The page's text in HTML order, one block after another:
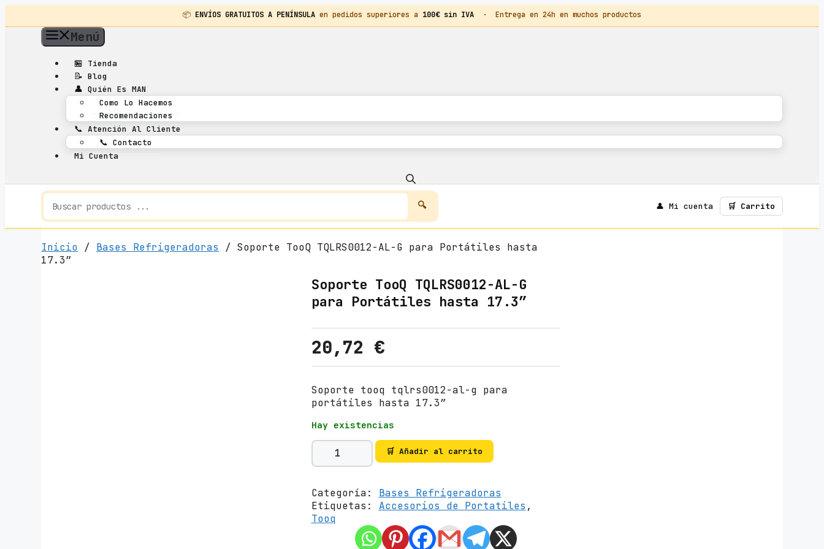
📦 ENVÍOS GRATUITOS A PENÍNSULA en pedidos superiores a 100€ sin IVA · Entrega en 24h en muchos productos
Menú
🏪 Tienda
📝 Blog
👤 Quién Es MAN
Como Lo Hacemos
Recomendaciones
📞 Atención Al Cliente
📞 Contacto
Mi Cuenta
👤 Mi cuenta 🛒 Carrito
Inicio / Bases Refrigeradoras
/ Soporte TooQ TQLRS0012-AL-G para Portátiles hasta
17.3″
Soporte TooQ TQLRS0012-AL-G
para Portátiles hasta 17.3″
20,72 €
Soporte tooq tqlrs0012-al-g para
portátiles hasta 17.3″
Hay existencias
S
p
r
t
e
🛒 Añadir al carrito
Categoría: Bases Refrigeradoras
Etiquetas: Accesorios de Portatiles ,
Tooq